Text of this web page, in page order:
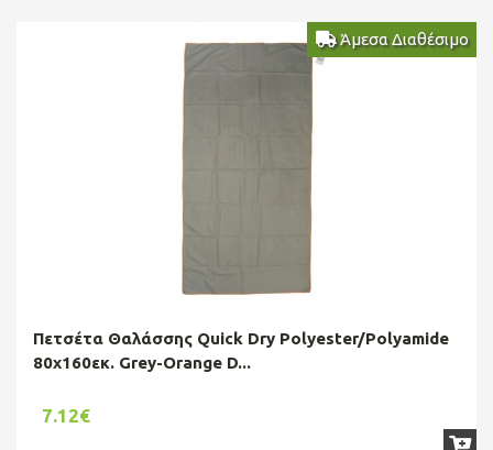
Άμεσα Διαθέσιμο
Πετσέτα Θαλάσσης Quick Dry Polyester/Polyamide
80x160εκ. Grey-Orange D...
7.12€